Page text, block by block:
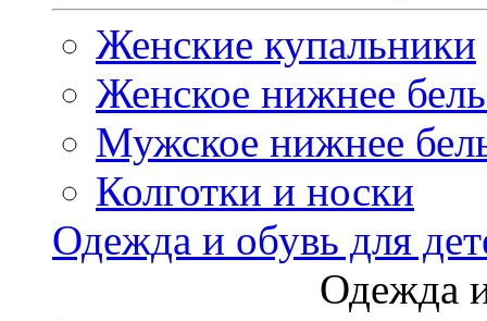
Женские купальники
Женское нижнее
Мужское нижнее
Колготки и носки
Одежда и обувь для
Одежда